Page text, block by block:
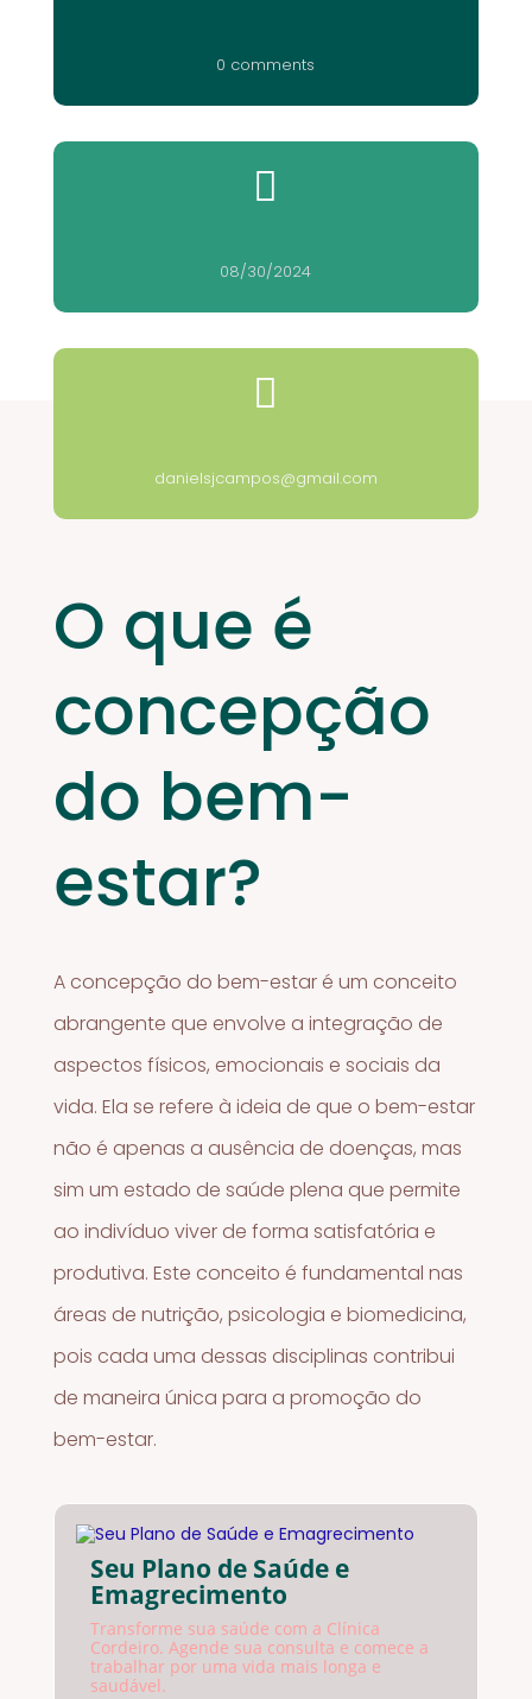
0 comments

08/30/2024

danielsjcampos@gmail.com
O que é
concepção
do bem-
estar?
A concepção do bem-estar é um conceito
abrangente que envolve a integração de
aspectos físicos, emocionais e sociais da
vida. Ela se refere à ideia de que o bem-estar
não é apenas a ausência de doenças, mas
sim um estado de saúde plena que permite
ao indivíduo viver de forma satisfatória e
produtiva. Este conceito é fundamental nas
áreas de nutrição, psicologia e biomedicina,
pois cada uma dessas disciplinas contribui
de maneira única para a promoção do
bem-estar.
Seu Plano de Saúde e
Emagrecimento
Transforme sua saúde com a Clínica
Cordeiro. Agende sua consulta e comece a
trabalhar por uma vida mais longa e
saudável.